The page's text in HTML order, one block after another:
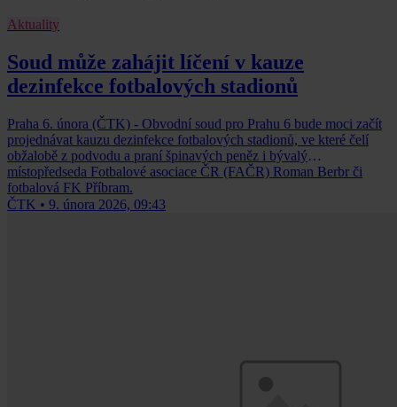
Aktuality
Soud může zahájit líčení v kauze
dezinfekce fotbalových stadionů
Praha 6. února (ČTK) - Obvodní soud pro Prahu 6 bude moci začít
projednávat kauzu dezinfekce fotbalových stadionů, ve které čelí
obžalobě z podvodu a praní špinavých peněz i bývalý
místopředseda Fotbalové asociace ČR (FAČR) Roman Berbr či
fotbalová FK Příbram.
ČTK • 9. února 2026, 09:43